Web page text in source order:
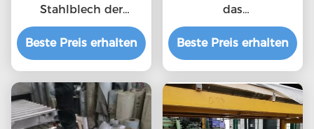
Stahlblech der
Spiegel-polierten
Oberfläche 0.15mm
HL
Beste Preis erhalten
das
zurechtgeschnittene
Präzisions-
Edelstahlblech kalt
Beste Preis erhalten